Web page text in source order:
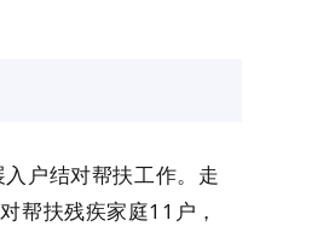
户结对帮扶工作。走
帮扶残疾家庭11户，